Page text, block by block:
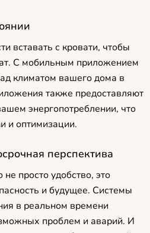
вставать с кровати, чтобы
С мобильным приложением
климатом вашего дома в
также предоставляют
энергопотреблении, что
и оптимизации.
перспектива
просто удобство, это
и будущее. Системы
в реальном времени
проблем и аварий. И